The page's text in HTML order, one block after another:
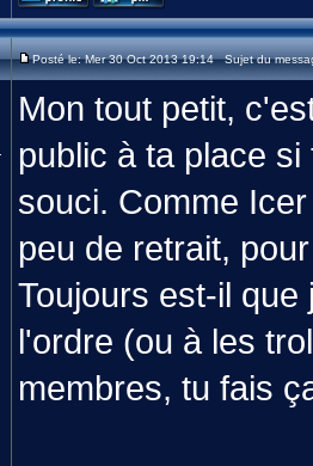
Posté le: Mer 30 Oct 2013 19:14 Sujet du
Mon tout petit,
public à ta place
souci. Comme
peu de retrait,
Toujours est-il
l'ordre (ou à les
membres, tu fais